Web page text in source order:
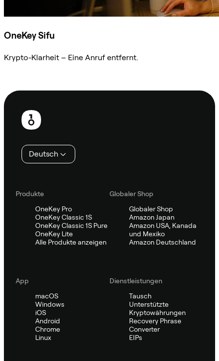
OneKey Sifu
Krypto-Klarheit – Eine Anruf entfernt.
Fußzeile
Deutsch
Produkte
OneKey Pro
OneKey Classic 1S
OneKey Classic 1S Pure
OneKey Lite
Alle Produkte anzeigen
Globaler Shop
Globaler Shop
Amazon Japan
Amazon USA, Kanada
und Mexiko
Amazon Deutschland
App
macOS
Windows
iOS
Android
Chrome
Linux
Dienstleistungen
Tausch
Unterstützte
Kryptowährungen
Recovery Phrase
Converter
EIPs